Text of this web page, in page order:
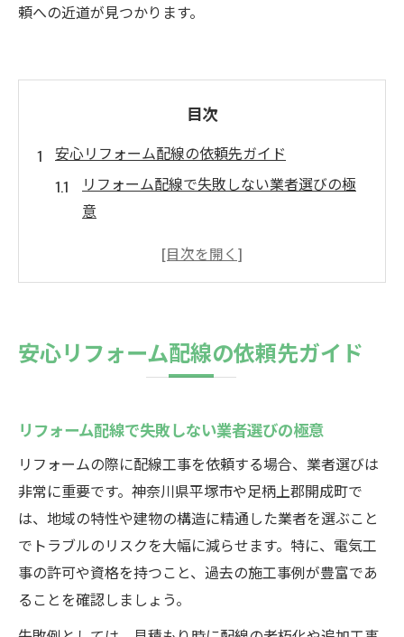
頼への近道が見つかります。
目次
安心リフォーム配線の依頼先ガイド
リフォーム配線で失敗しない業者選びの極
意
信頼できるリフォーム配線会社の特徴とは
リフォーム配線依頼時に確認すべきポイン
配線工事を考えるなら知っておきたい基本
リフォーム時に配線工事が必要な理由とは
配線リフォームで知るべき安全基準の要点
リフォーム配線の流れと注意すべき事項
配線工事の種類とリフォーム対応の違い
神奈川県のリフォーム配線成功ポイント
安心リフォーム配線の依頼先ガイド
リフォーム配線で失敗しない業者選びの極意
リフォームの際に配線工事を依頼する場合、業者選びは
非常に重要です。神奈川県平塚市や足柄上郡開成町で
は、地域の特性や建物の構造に精通した業者を選ぶこと
でトラブルのリスクを大幅に減らせます。特に、電気工
事の許可や資格を持つこと、過去の施工事例が豊富であ
ることを確認しましょう。